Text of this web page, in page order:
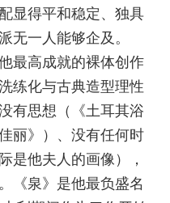
显得平和稳定、独具
无一人能够企及。
高成就的裸体创作
练化与古典造型理性
有思想（《土耳其浴
丽》）、没有任何时
是他夫人的画像），
《泉》是他最负盛名